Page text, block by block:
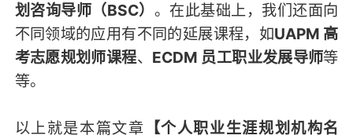
划咨询导师（BSC） 。在此基础上，我们还面向
不同领域的应用有不同的延展课程，如UAPM 高
考志愿规划师课程、 ECDM 员工职业发展导师等
等。
以上就是本篇文章 【个人职业生涯规划机构名